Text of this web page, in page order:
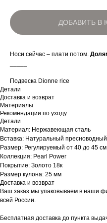
ДОБАВИТЬ В
Носи сейчас – плати потом.
Подвеска Dionne rice
Детали
Доставка и возврат
Материалы
Рекомендации по уходу
Детали
Материал: Нержавеющая сталь
Вставка: Натуральный
Размер: Регулируемый от 40 до 45 см
Коллекция: Pearl Power
Покрытие: Золото 18к
Рaзмер кулона: 25 мм
Доставка и возврат
Ваш заказ мы упаковываем в наши
всей России.
Бесплатная доставка до пункта